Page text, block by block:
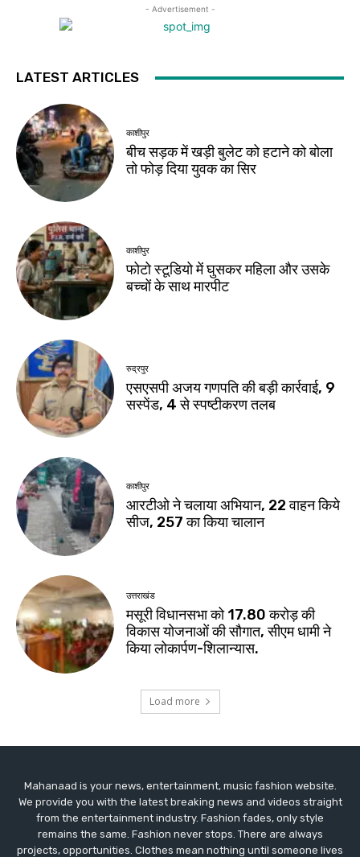
Mahanaad is your news, entertainment, music fashion website.
We provide you with the latest breaking news and videos straight
from the entertainment industry. Fashion fades, only style
remains the same. Fashion never stops. There are always
projects, opportunities. Clothes mean nothing until someone lives